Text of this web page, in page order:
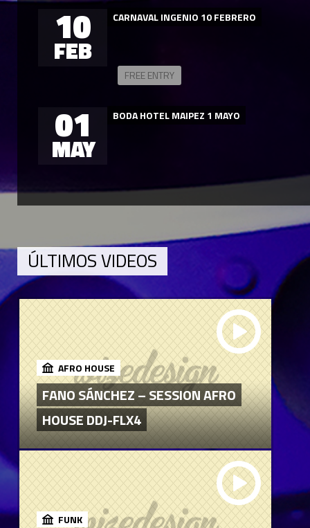
10
FEB
CARNAVAL INGENIO 10 FEBRERO
FREE ENTRY
01
MAY
BODA HOTEL MAIPEZ 1 MAYO
ÚLTIMOS VIDEOS
AFRO HOUSE
FANO SÁNCHEZ – SESSION AFRO
HOUSE DDJ-FLX4
FUNK